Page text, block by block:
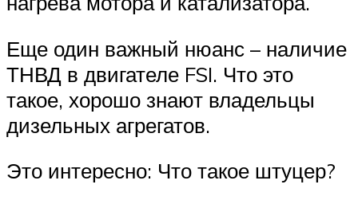
Еще один важный нюанс – наличие
ТНВД в двигателе FSI. Что это
такое, хорошо знают владельцы
дизельных агрегатов.
Это интересно: Что такое штуцер?